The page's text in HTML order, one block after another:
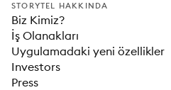
STORYTEL HAKKINDA
Biz Kimiz?
İş Olanakları
Uygulamadaki yeni özellikler
Investors
Press